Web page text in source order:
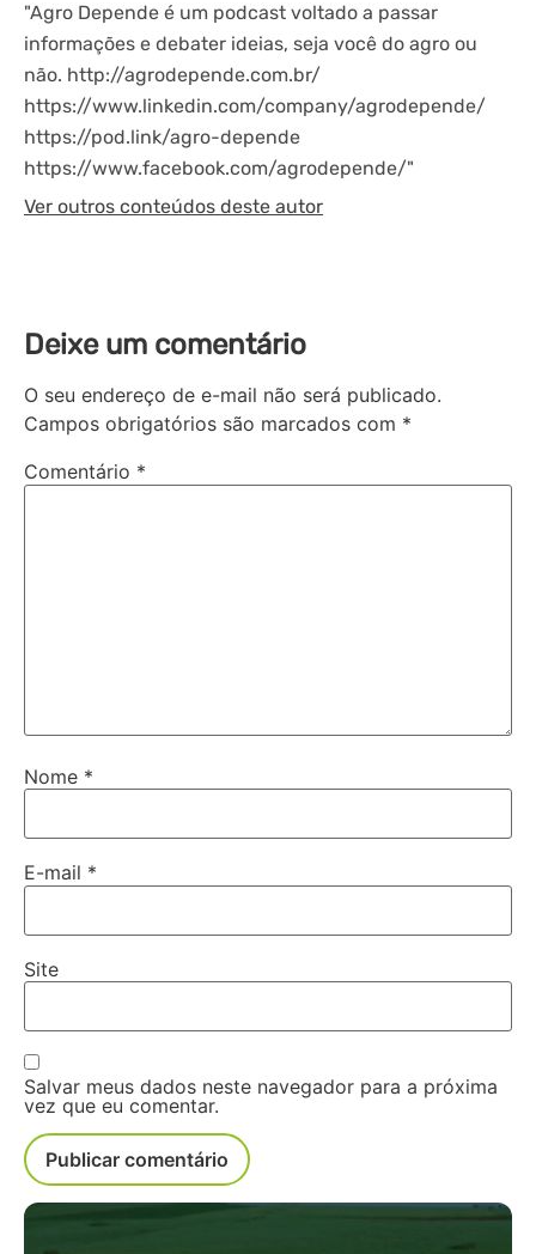
"Agro Depende é um podcast voltado a passar
informações e debater ideias, seja você do agro ou
não. http://agrodepende.com.br/
https://www.linkedin.com/company/agrodepende/
https://pod.link/agro-depende
https://www.facebook.com/agrodepende/"
Ver outros conteúdos deste autor
Deixe um comentário
O seu endereço de e-mail não será publicado.
Campos obrigatórios são marcados com *
Comentário *
Nome *
E-mail *
Site
Salvar meus dados neste navegador para a próxima
vez que eu comentar.